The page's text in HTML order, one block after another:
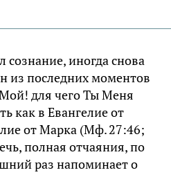
сознание, иногда снова
из последних моментов
для чего Ты Меня
как в Евангелие от
от Марка (Мф. 27:46;
полная отчаяния, по
раз напоминает о